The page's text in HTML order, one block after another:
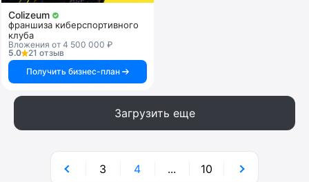
Colizeum
франшиза киберспортивного
клуба
Вложения от 4 500 000 ₽
5.0
21 отзыв
Получить бизнес-план
Загрузить еще
3 4 ... 10